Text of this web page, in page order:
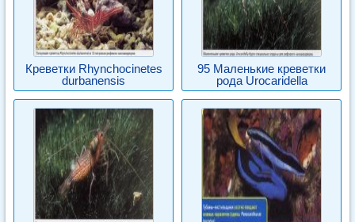
Креветки Rhynchocinetes
durbanensis
95 Маленькие креветки
рода Urocaridella